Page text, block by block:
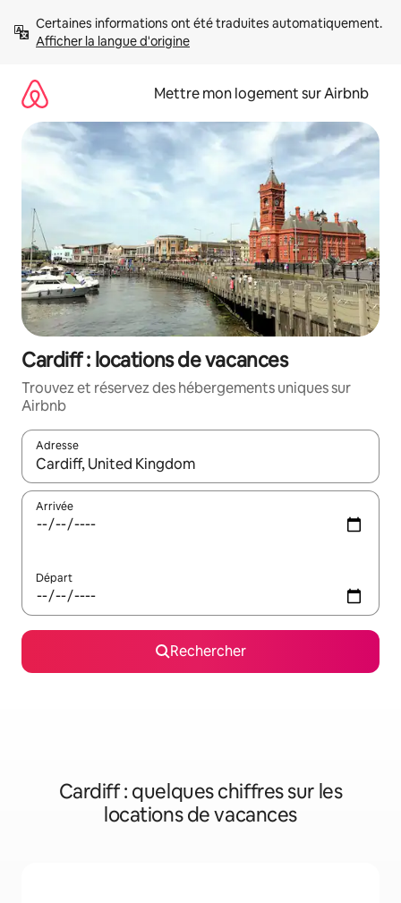
directement
Afficher la langue d'origine
Mettre mon logement sur Airbnb
Cardiff : locations de vacances
Trouvez et réservez des hébergements uniques sur
Airbnb
Adresse
Lorsque les résultats s'affichent, utilisez les flèches vers le
Arrivée
Départ
Rechercher
Cardiff : quelques chiffres sur les
locations de vacances